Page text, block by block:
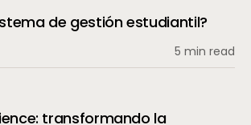
de gestión estudiantil?
5 min read
transformando la